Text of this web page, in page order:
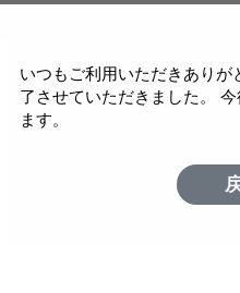
いつもご利用いただきあり
了させていただきました。
ます。